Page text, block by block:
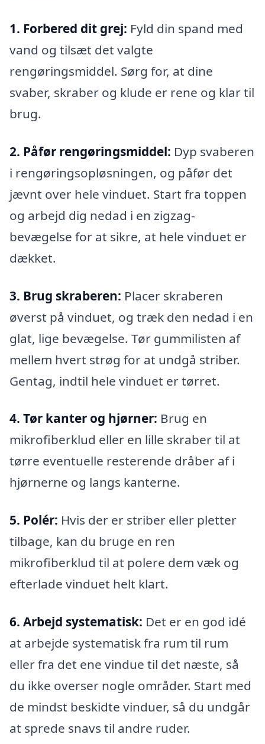
1. Forbered dit grej: Fyld din spand med
vand og tilsæt det valgte
rengøringsmiddel. Sørg for, at dine
svaber, skraber og klude er rene og klar til
brug.
2. Påfør rengøringsmiddel: Dyp svaberen
i rengøringsopløsningen, og påfør det
jævnt over hele vinduet. Start fra toppen
og arbejd dig nedad i en zigzag-
bevægelse for at sikre, at hele vinduet er
dækket.
3. Brug skraberen: Placer skraberen
øverst på vinduet, og træk den nedad i en
glat, lige bevægelse. Tør gummilisten af
mellem hvert strøg for at undgå striber.
Gentag, indtil hele vinduet er tørret.
4. Tør kanter og hjørner: Brug en
mikrofiberklud eller en lille skraber til at
tørre eventuelle resterende dråber af i
hjørnerne og langs kanterne.
5. Polér: Hvis der er striber eller pletter
tilbage, kan du bruge en ren
mikrofiberklud til at polere dem væk og
efterlade vinduet helt klart.
6. Arbejd systematisk: Det er en god idé
at arbejde systematisk fra rum til rum
eller fra det ene vindue til det næste, så
du ikke overser nogle områder. Start med
de mindst beskidte vinduer, så du undgår
at sprede snavs til andre ruder.